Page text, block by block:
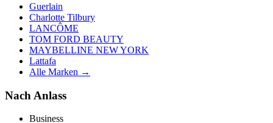
Guerlain
Charlotte Tilbury
LANCÔME
TOM FORD BEAUTY
MAYBELLINE NEW YORK
Lattafa
Alle Marken →
Nach Anlass
Business